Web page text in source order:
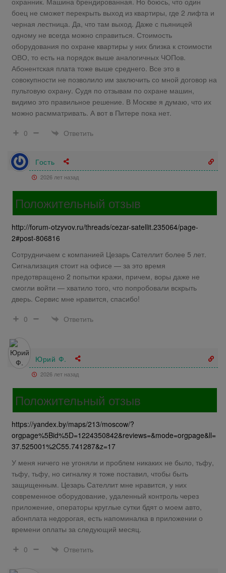
боец не сможет перекрыть выход из квартиры, где 2 лифта и
черная лестница. Да, что там выход. Даже с пьяницей
одному не всегда можно справиться. Стоимость
оборудования по охране квартиры у них близка к стоимости
ОВО, то есть на порядок выше аналогичных ЧОПов.
Абонентская плата тоже выше среднего. Все это в
совокупности не позволило им заключить со мной договор на
пультовую охрану. Судя по отзывам по охране машин,
видимо это правильное решение. В Москве я думаю, что их
можно расмматривать. А вот в Питере пока нет.
0
Ответить
Гость
2026 лет назад
Положительный отзыв
http://forum-otzyvov.ru/threads/cezar-satellit.235064/page-
2#post-806816
Сотрудничаем с компанией Цезарь Сателлит более 5 лет.
Сигнализация стоит на офисе — за это время
предотвращено 2 попытки кражи, причем, воры даже не
смогли войти — хватило того, что попробовали вскрыть
дверь. Сервис мне нравится, спасибо!
0
Ответить
Юрий Ф.
2026 лет назад
Положительный отзыв
https://yandex.by/maps/213/moscow/?
orgpage%5Bid%5D=1224350842&reviews=&mode=orgpage&ll=
37.525001%2C55.741287&z=17
У меня ничего не угоняли и проблем никаких не было, тьфу,
тьфу, тьфу, но сигналку я тоже поставил, чтобы быть
защищенным. Цезарь Сателлит мне нравится, у них
современное оборудование, удаленный контроль через
приложение, операторы круглые сутки бдят о моем авто,
абонплата недорогая, есть напоминалка в приложении о
времени оплаты за следующий месяц.
0
Ответить